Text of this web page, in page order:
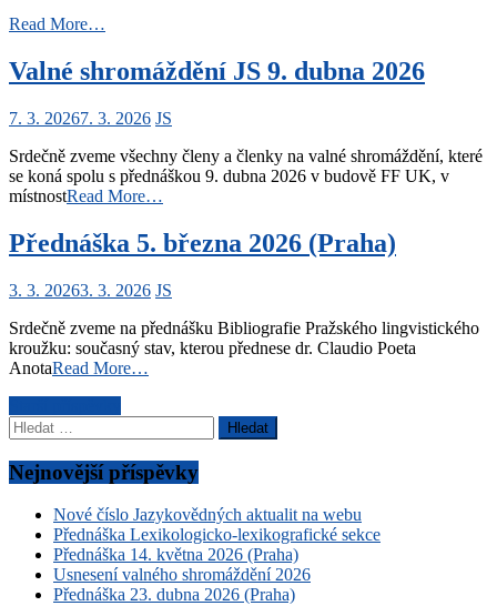
Read More…
Valné shromáždění JS 9. dubna 2026
7. 3. 20267. 3. 2026 JS
Srdečně zveme všechny členy a členky na valné shromáždění, které
se koná spolu s přednáškou 9. dubna 2026 v budově FF UK, v
místnostRead More…
Přednáška 5. března 2026 (Praha)
3. 3. 20263. 3. 2026 JS
Srdečně zveme na přednášku Bibliografie Pražského lingvistického
kroužku: současný stav, kterou přednese dr. Claudio Poeta
AnotaRead More…
Navigace
pro
příspěvky
Vyhledávání
Nejnovější příspěvky
Nové číslo Jazykovědných aktualit na webu
Přednáška Lexikologicko-lexikografické sekce
Přednáška 14. května 2026 (Praha)
Usnesení valného shromáždění 2026
Přednáška 23. dubna 2026 (Praha)